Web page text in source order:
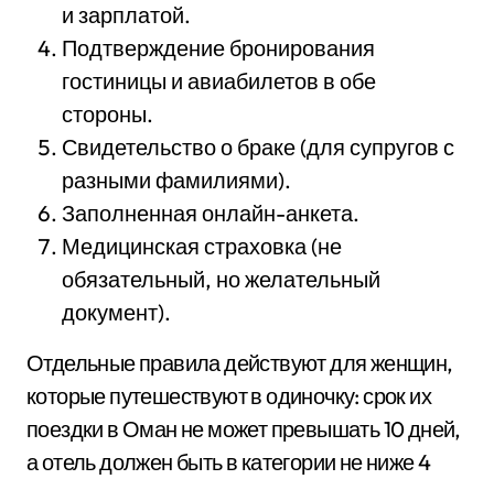
и зарплатой.
Подтверждение бронирования
гостиницы и авиабилетов в обе
стороны.
Свидетельство о браке (для супругов с
разными фамилиями).
Заполненная онлайн-анкета.
Медицинская страховка (не
обязательный, но желательный
документ).
Отдельные правила действуют для женщин,
которые путешествуют в одиночку: срок их
поездки в Оман не может превышать 10 дней,
а отель должен быть в категории не ниже 4